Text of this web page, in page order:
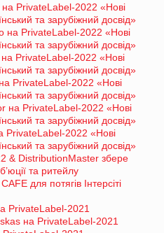
PrivateLabel-2022 «Нові
та зарубіжний досвід»
на PrivateLabel-2022 «Нові
та зарубіжний досвід»
на PrivateLabel-2022 «Нові
та зарубіжний досвід»
PrivateLabel-2022 «Нові
та зарубіжний досвід»
на PrivateLabel-2022 «Нові
та зарубіжний досвід»
PrivateLabel-2022 «Нові
та зарубіжний досвід»
& DistributionMaster збере
та ритейлу
для потягів Інтерсіті
PrivateLabel-2021
на PrivateLabel-2021